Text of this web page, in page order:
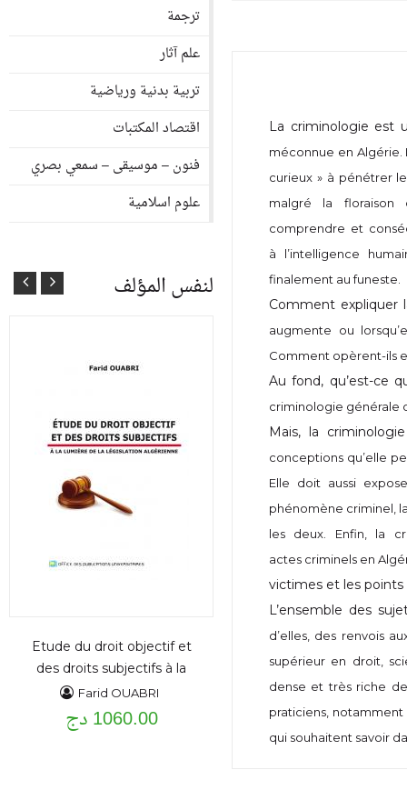
La criminologie est
méconnue en
curieux » à pénétrer
malgré la floraison
comprendre et
à l’intelligence
finalement au funeste.
Comment expliquer
augmente ou
Comment opèrent-ils
Au fond, qu’est-ce
criminologie générale
Mais, la
conceptions qu’elle
Elle doit aussi
phénomène criminel,
les deux. Enfin, la
actes criminels en
victimes et les points
L’ensemble des
d’elles, des renvois
supérieur en droit,
dense et très riche
praticiens, notamment
qui souhaitent savoir
ترجمة
علم آثار
تربية بدنية ورياضية
اقتصاد المكتبات
فنون – موسيقى – سمعي بصري
علوم اسلامية
لنفس المؤلف
Etude du droit objectif et
des droits subjectifs à la
lumière de la législation
Algérienne
Farid OUABRI
1060.00 دج